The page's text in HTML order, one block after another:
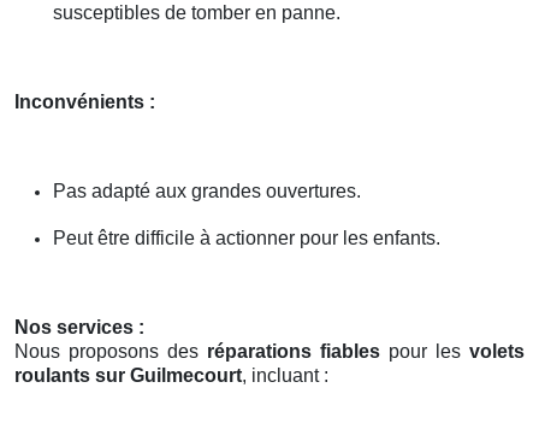
susceptibles de tomber en panne.
Inconvénients :
Pas adapté aux grandes ouvertures.
Peut être difficile à actionner pour les enfants.
Nos services :
Nous proposons des réparations fiables pour les volets
roulants sur Guilmecourt, incluant :